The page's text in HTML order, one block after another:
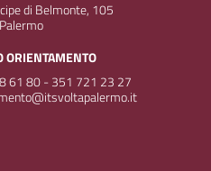
di Belmonte, 105
ORIENTAMENTO
61 80 - 351 721 23 27